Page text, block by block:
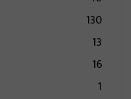
130
13
16
1